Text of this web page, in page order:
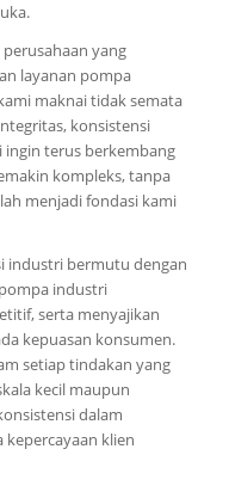
yang
layanan pompa
maknai tidak semata
konsistensi
ingin terus berkembang
kompleks, tanpa
menjadi fondasi kami
industri bermutu dengan
industri
serta menyajikan
kepuasan konsumen.
setiap tindakan yang
kecil maupun
dalam
kepercayaan klien